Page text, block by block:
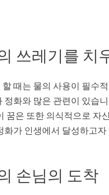
쓰레기를 치
때는 물의 사용이 필수
정화와 많은 관련이 있습
꿈은 또한 의식적으로 자
화가 인생에서 달성하고
손님의 도착